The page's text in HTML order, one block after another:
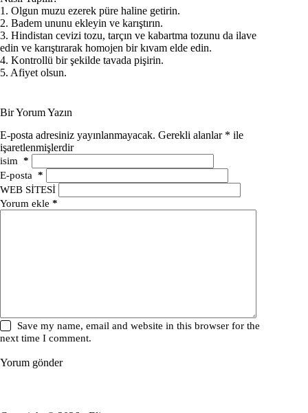
1. Olgun muzu ezerek püre haline getirin.
2. Badem ununu ekleyin ve karıştırın.
3. Hindistan cevizi tozu, tarçın ve kabartma tozunu da ilave
edin ve karıştırarak homojen bir kıvam elde edin.
4. Kontrollü bir şekilde tavada pişirin.
5. Afiyet olsun.
Bir Yorum Yazın
E-posta adresiniz yayınlanmayacak. Gerekli alanlar * ile
işaretlenmişlerdir
isim *
E-posta *
WEB SİTESİ
Yorum ekle *
Save my name, email and website in this browser for the
next time I comment.
Yorum gönder